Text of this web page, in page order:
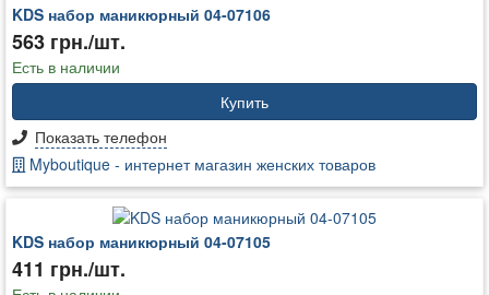
KDS набор маникюрный 04-07106
563 грн./шт.
Есть в наличии
Купить
Показать телефон
Myboutique - интернет магазин женских товаров
KDS набор маникюрный 04-07105
411 грн./шт.